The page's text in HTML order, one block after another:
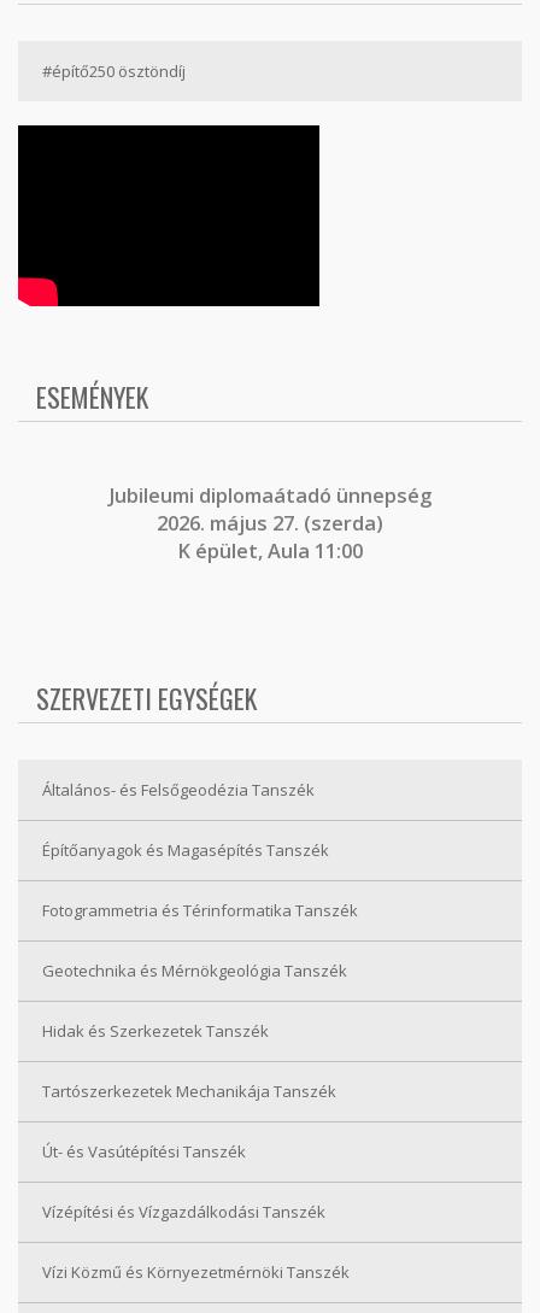
#építő250 ösztöndíj
ESEMÉNYEK
Jubileumi diplomaátadó ünnepség
2026. május 27. (szerda)
K épület, Aula 11:00
SZERVEZETI EGYSÉGEK
Általános- és Felsőgeodézia Tanszék
Építőanyagok és Magasépítés Tanszék
Fotogrammetria és Térinformatika Tanszék
Geotechnika és Mérnökgeológia Tanszék
Hidak és Szerkezetek Tanszék
Tartószerkezetek Mechanikája Tanszék
Út- és Vasútépítési Tanszék
Vízépítési és Vízgazdálkodási Tanszék
Vízi Közmű és Környezetmérnöki Tanszék